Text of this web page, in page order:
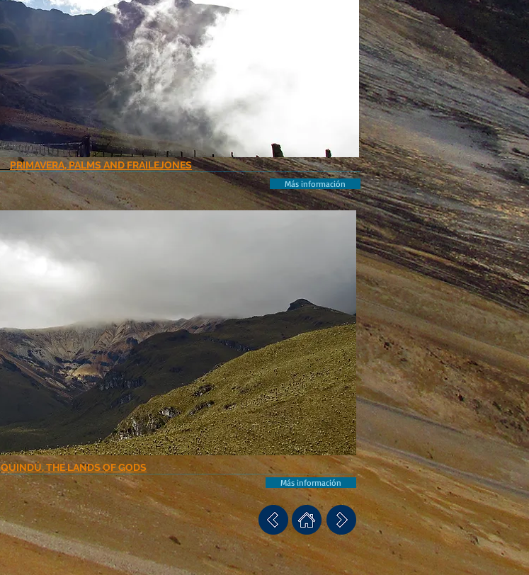
PRIMAVERA, PALMS AND FRAILEJONES
Más información
QUINDÚ, THE LANDS OF GODS
Más información